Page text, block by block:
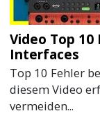
Video Top
Interfaces
Top 10 Fehler
diesem Video
vermeiden...